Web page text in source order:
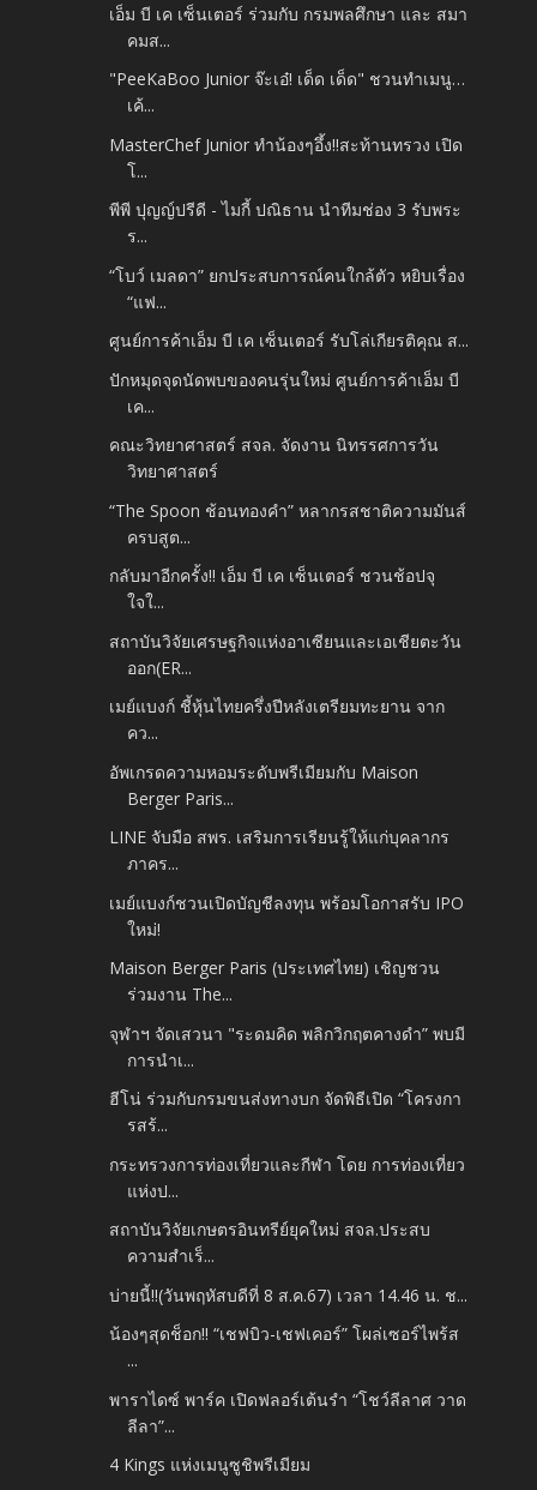
เอ็ม บี เค เซ็นเตอร์ ร่วมกับ กรมพลศึกษา และ สมา
คมส...
"PeeKaBoo Junior จ๊ะเอ๋! เด็ด เด็ด" ชวนทำเมนู…
เค้...
MasterChef Junior ทำน้องๆอึ้ง!!สะท้านทรวง เปิด
โ...
พีพี ปุญญ์ปรีดี - ไมกี้ ปณิธาน นำทีมช่อง 3 รับพระ
ร...
“โบว์ เมลดา” ยกประสบการณ์คนใกล้ตัว หยิบเรื่อง
“แฟ...
ศูนย์การค้าเอ็ม บี เค เซ็นเตอร์ รับโล่เกียรติคุณ ส...
ปักหมุดจุดนัดพบของคนรุ่นใหม่ ศูนย์การค้าเอ็ม บี
เค...
คณะวิทยาศาสตร์ สจล. จัดงาน นิทรรศการวัน
วิทยาศาสตร์
“The Spoon ช้อนทองคำ” หลากรสชาติความมันส์
ครบสูต...
กลับมาอีกครั้ง!! เอ็ม บี เค เซ็นเตอร์ ชวนช้อปจุ
ใจใ...
สถาบันวิจัยเศรษฐกิจแห่งอาเซียนและเอเชียตะวัน
ออก(ER...
เมย์แบงก์ ชี้หุ้นไทยครึ่งปีหลังเตรียมทะยาน จาก
คว...
อัพเกรดความหอมระดับพรีเมียมกับ Maison
Berger Paris...
LINE จับมือ สพร. เสริมการเรียนรู้ให้แก่บุคลากร
ภาคร...
เมย์แบงก์ชวนเปิดบัญชีลงทุน พร้อมโอกาสรับ IPO
ใหม่!
Maison Berger Paris (ประเทศไทย) เชิญชวน
ร่วมงาน The...
จุฬาฯ จัดเสวนา "ระดมคิด พลิกวิกฤตคางดำ” พบมี
การนำเ...
ฮีโน่ ร่วมกับกรมขนส่งทางบก จัดพิธีเปิด “โครงกา
รสร้...
กระทรวงการท่องเที่ยวและกีฬา โดย การท่องเที่ยว
แห่งป...
สถาบันวิจัยเกษตรอินทรีย์ยุคใหม่ สจล.ประสบ
ความสำเร็...
บ่ายนี้‼️(วันพฤหัสบดีที่ 8 ส.ค.67) เวลา 14.46 น. ช...
น้องๆสุดช็อก!! “เชฟบิว-เชฟเคอร์” โผล่เซอร์ไพร้ส
...
พาราไดซ์ พาร์ค เปิดฟลอร์เต้นรำ “โชว์ลีลาศ วาด
ลีลา”...
4 Kings แห่งเมนูซูชิพรีเมียม